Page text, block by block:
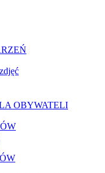
OBYWATELI